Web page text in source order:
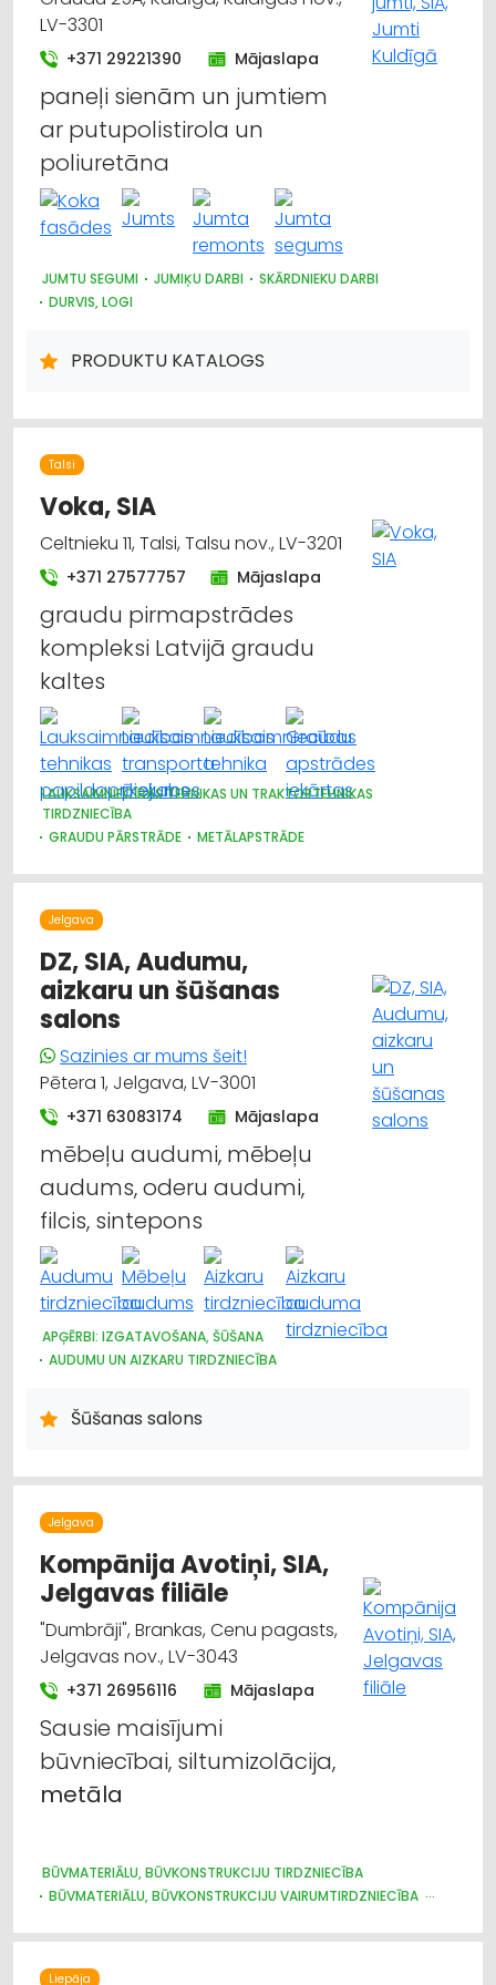
LV-3301
+371 29221390 Mājaslapa
paneļi sienām un jumtiem
ar putupolistirola un
poliuretāna
JUMTU SEGUMI JUMIĶU DARBI
SKĀRDNIEKU DARBI
DURVIS, LOGI
PRODUKTU KATALOGS
Talsi
Voka, SIA
Celtnieku 11, Talsi, Talsu nov., LV-3201
+371 27577757 Mājaslapa
graudu pirmapstrādes
kompleksi Latvijā graudu
kaltes
LAUKSAIMNIECĪBAS TEHNIKAS UN TRAKTORTEHNIKAS
TIRDZNIECĪBA
GRAUDU PĀRSTRĀDE
METĀLAPSTRĀDE
Jelgava
DZ, SIA, Audumu,
aizkaru un šūšanas
salons
Sazinies ar mums šeit!
Pētera 1, Jelgava, LV-3001
+371 63083174 Mājaslapa
mēbeļu audumi, mēbeļu
audums, oderu audumi,
filcis, sintepons
APĢĒRBI: IZGATAVOŠANA, ŠŪŠANA
AUDUMU UN AIZKARU TIRDZNIECĪBA
TEKSTILIZSTRĀDĀJUMU RAŽOŠANA
Šūšanas salons
Jelgava
Kompānija Avotiņi, SIA,
Jelgavas filiāle
"Dumbrāji", Brankas, Cenu pagasts,
Jelgavas nov., LV-3043
+371 26956116 Mājaslapa
Sausie maisījumi
būvniecībai, siltumizolācija,
metāla
BŪVMATERIĀLU, BŪVKONSTRUKCIJU TIRDZNIECĪBA
BŪVMATERIĀLU, BŪVKONSTRUKCIJU VAIRUMTIRDZNIECĪBA
JUMTU SEGUMI
METĀLIZSTRĀDĀJUMI
DURVIS, LOGI
METĀLA TIRDZNIECĪBA
Liepāja